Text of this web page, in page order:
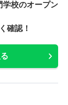
学校のオープン
確認！